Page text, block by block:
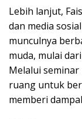
Lebih lanjut,
dan media
munculnya
muda, mulai
Melalui
ruang untuk
memberi